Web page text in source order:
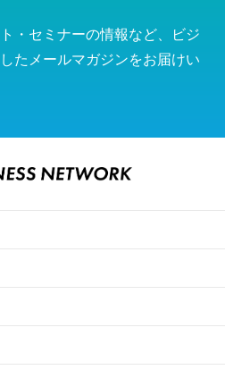
・セミナーの情報など、ビジ
たメールマガジンをお届けい